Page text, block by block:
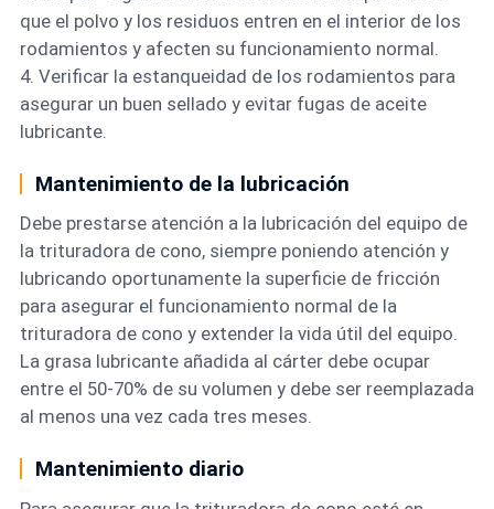
que el polvo y los residuos entren en el interior de los
rodamientos y afecten su funcionamiento normal.
4. Verificar la estanqueidad de los rodamientos para
asegurar un buen sellado y evitar fugas de aceite
lubricante.
Mantenimiento de la lubricación
Debe prestarse atención a la lubricación del equipo de
la trituradora de cono, siempre poniendo atención y
lubricando oportunamente la superficie de fricción
para asegurar el funcionamiento normal de la
trituradora de cono y extender la vida útil del equipo.
La grasa lubricante añadida al cárter debe ocupar
entre el 50-70% de su volumen y debe ser reemplazada
al menos una vez cada tres meses.
Mantenimiento diario